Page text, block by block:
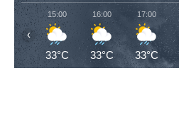
15:00
33°C
16:00
33°C
17:00
33°C
‹